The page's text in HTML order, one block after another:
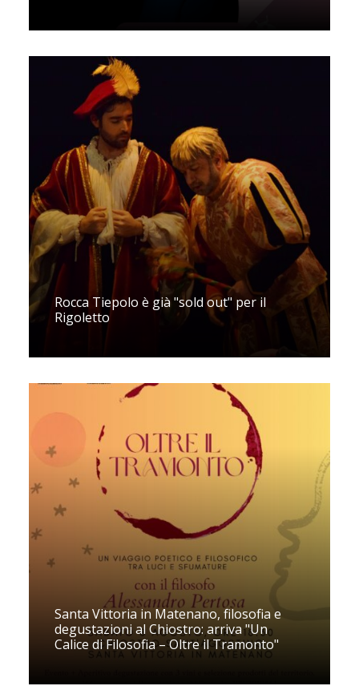
Rocca Tiepolo è già "sold out" per il
Rigoletto
Santa Vittoria in Matenano, filosofia e
degustazioni al Chiostro: arriva "Un
Calice di Filosofia – Oltre il Tramonto"